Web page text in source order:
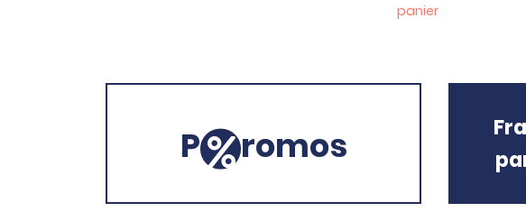
panier
P romos